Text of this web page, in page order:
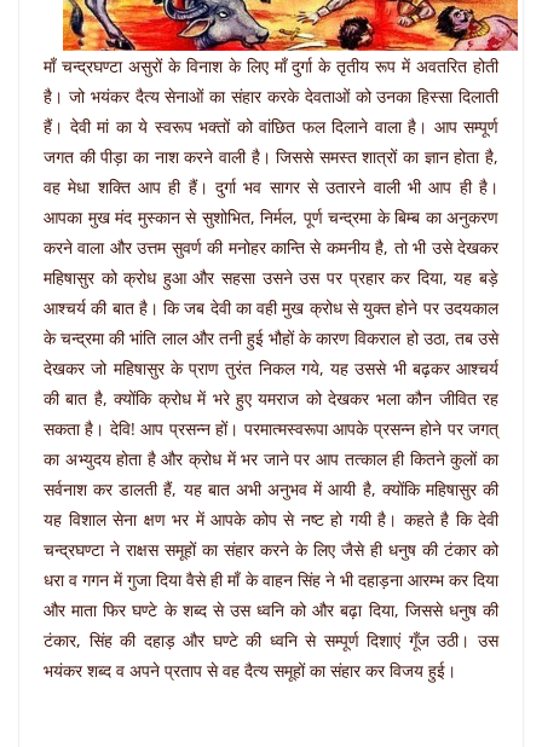
माँ चन्द्रघण्टा असुरों के विनाश के लिए माँ दुर्गा के तृतीय रूप में अवतरित होती
है। जो भयंकर दैत्य सेनाओं का संहार करके देवताओं को उनका हिस्सा दिलाती
हैं। देवी मां का ये स्वरूप भक्तों को वांछित फल दिलाने वाला है। आप सम्पूर्ण
जगत की पीड़ा का नाश करने वाली है। जिससे समस्त शात्रों का ज्ञान होता है,
वह मेधा शक्ति आप ही हैं। दुर्गा भव सागर से उतारने वाली भी आप ही है।
आपका मुख मंद मुस्कान से सुशोभित, निर्मल, पूर्ण चन्द्रमा के बिम्ब का अनुकरण
करने वाला और उत्तम सुवर्ण की मनोहर कान्ति से कमनीय है, तो भी उसे देखकर
महिषासुर को क्रोध हुआ और सहसा उसने उस पर प्रहार कर दिया, यह बड़े
आश्चर्य की बात है। कि जब देवी का वही मुख क्रोध से युक्त होने पर उदयकाल
के चन्द्रमा की भांति लाल और तनी हुई भौहों के कारण विकराल हो उठा, तब उसे
देखकर जो महिषासुर के प्राण तुरंत निकल गये, यह उससे भी बढ़कर आश्चर्य
की बात है, क्योंकि क्रोध में भरे हुए यमराज को देखकर भला कौन जीवित रह
सकता है। देवि! आप प्रसन्न हों। परमात्मस्वरूपा आपके प्रसन्न होने पर जगत्
का अभ्युदय होता है और क्रोध में भर जाने पर आप तत्काल ही कितने कुलों का
सर्वनाश कर डालती हैं, यह बात अभी अनुभव में आयी है, क्योंकि महिषासुर की
यह विशाल सेना क्षण भर में आपके कोप से नष्ट हो गयी है। कहते है कि देवी
चन्द्रघण्टा ने राक्षस समूहों का संहार करने के लिए जैसे ही धनुष की टंकार को
धरा व गगन में गुजा दिया वैसे ही माँ के वाहन सिंह ने भी दहाड़ना आरम्भ कर दिया
और माता फिर घण्टे के शब्द से उस ध्वनि को और बढ़ा दिया, जिससे धनुष की
टंकार, सिंह की दहाड़ और घण्टे की ध्वनि से सम्पूर्ण दिशाएं गूँज उठी। उस
भयंकर शब्द व अपने प्रताप से वह दैत्य समूहों का संहार कर विजय हुई।